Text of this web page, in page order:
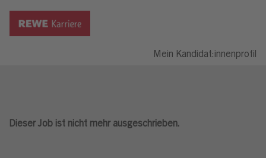
Mein Kandidat:innenprofil
Dieser Job ist nicht mehr ausgeschrieben.